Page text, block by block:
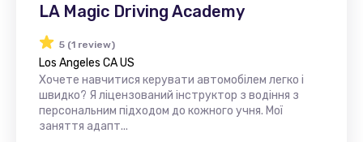
LA Magic Driving Academy
5 (1 review)
Los Angeles CA US
Хочете навчитися керувати автомобілем легко і
швидко? Я ліцензований інструктор з водіння з
персональним підходом до кожного учня. Мої
заняття адапт...